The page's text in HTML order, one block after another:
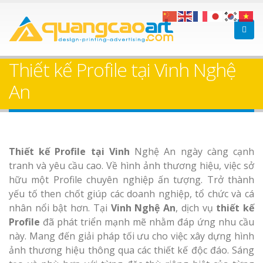
Thiết kế Profile tại Vinh Nghệ
An
Thiết kế Profile tại Vinh Nghệ An ngày càng cạnh
tranh và yêu cầu cao. Về hình ảnh thương hiệu, việc sở
hữu một Profile chuyên nghiệp ấn tượng. Trở thành
yếu tố then chốt giúp các doanh nghiệp, tổ chức và cá
nhân nổi bật hơn. Tại Vinh Nghệ An, dịch vụ thiết kế
Profile đã phát triển mạnh mẽ nhằm đáp ứng nhu cầu
này. Mang đến giải pháp tối ưu cho việc xây dựng hình
ảnh thương hiệu thông qua các thiết kế độc đáo. Sáng
Làm bảng hiệu gỗ tại
Nghệ An
Làm bảng hiệu gỗ
homestay chất lượng
Làm biển
Dương
cáo Thuận
Dương
Làm biển